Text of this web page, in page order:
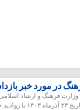
در مورد خبر
فرهنگ و ارشاد اسلامی